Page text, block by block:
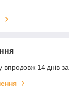
впродовж 14 днів